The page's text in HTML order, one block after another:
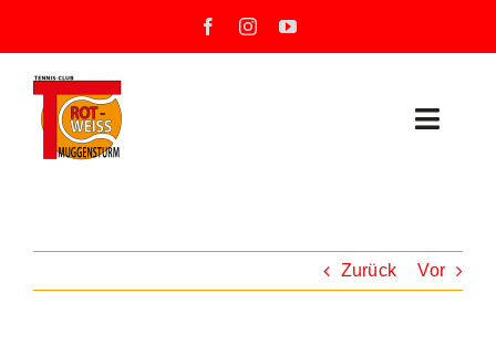
springen
Toggle
Zurück Vor